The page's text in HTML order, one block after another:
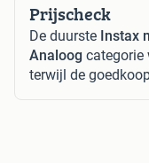
Prijscheck
De duurste Instax
Analoog categorie
terwijl de